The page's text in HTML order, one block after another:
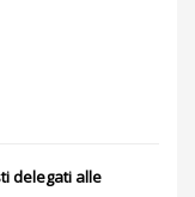
delegati alle